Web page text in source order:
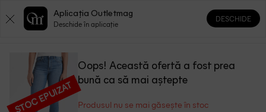
0 0
STOC EPUIZAT
Oops! Această ofertă a fost prea
bună ca să mai aștepte
Produsul nu se mai găsește în stoc
Aplicația Outletmag
Deschide în aplicație
DESCHIDE